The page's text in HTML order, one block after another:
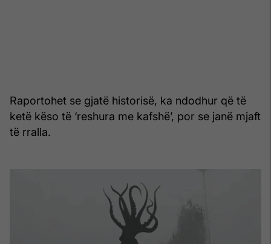
Raportohet se gjatë historisë, ka ndodhur që të
ketë këso të ‘reshura me kafshë’, por se janë mjaft
të rralla.